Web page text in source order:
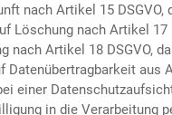
nach Artikel 15
Löschung nach Artikel 17
nach Artikel 18 DSGVO,
Datenübertragbarkeit aus
einer
in die Verarbeitung